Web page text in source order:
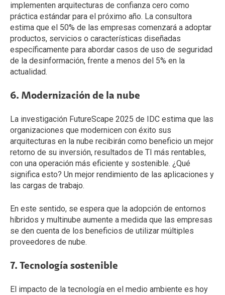
implementen arquitecturas de confianza cero como
práctica estándar para el próximo año. La consultora
estima que el 50% de las empresas comenzará a adoptar
productos, servicios o características diseñadas
específicamente para abordar casos de uso de seguridad
de la desinformación, frente a menos del 5% en la
actualidad.
6. Modernización de la nube
La investigación FutureScape 2025 de IDC estima que las
organizaciones que modernicen con éxito sus
arquitecturas en la nube recibirán como beneficio un mejor
retorno de su inversión, resultados de TI más rentables,
con una operación más eficiente y sostenible. ¿Qué
significa esto? Un mejor rendimiento de las aplicaciones y
las cargas de trabajo.
En este sentido, se espera que la adopción de entornos
híbridos y multinube aumente a medida que las empresas
se den cuenta de los beneficios de utilizar múltiples
proveedores de nube.
7. Tecnología sostenible
El impacto de la tecnología en el medio ambiente es hoy